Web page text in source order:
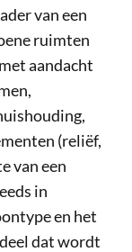
van een
ruimten
aandacht
(reliëf,
van een
in
en het
dat wordt